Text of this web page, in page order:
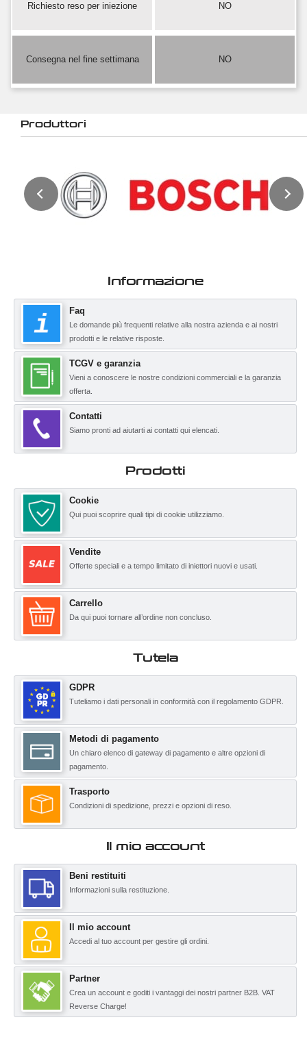
Richiesto reso per iniezione NO
Consegna nel fine settimana NO
Produttori
Informazione
Faq
Le domande più frequenti relative alla nostra azienda e ai nostri
prodotti e le relative risposte.
TCGV e garanzia
Vieni a conoscere le nostre condizioni commerciali e la garanzia
offerta.
Contatti
Siamo pronti ad aiutarti ai contatti qui elencati.
Prodotti
Cookie
Qui puoi scoprire quali tipi di cookie utilizziamo.
Vendite
Offerte speciali e a tempo limitato di iniettori nuovi e usati.
Carrello
Da qui puoi tornare all’ordine non concluso.
Tutela
GDPR
Tuteliamo i dati personali in conformità con il regolamento GDPR.
Metodi di pagamento
Un chiaro elenco di gateway di pagamento e altre opzioni di
pagamento.
Trasporto
Condizioni di spedizione, prezzi e opzioni di reso.
Il mio account
Beni restituiti
Informazioni sulla restituzione.
Il mio account
Accedi al tuo account per gestire gli ordini.
Partner
Crea un account e goditi i vantaggi dei nostri partner B2B. VAT
Reverse Charge!